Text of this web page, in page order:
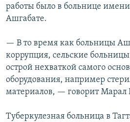
работы было в больнице
Ашгабате.
— В то время как больницы
коррупция, сельские
острой нехваткой самого
оборудования, например
материалов, — говорит Марал
Туберкулезная больница в